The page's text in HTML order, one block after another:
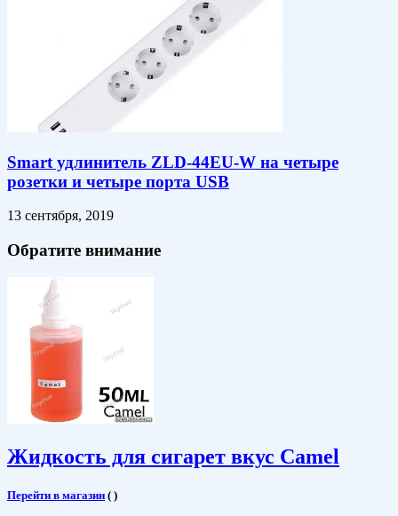
Smart удлинитель ZLD-44EU-W на четыре
розетки и четыре порта USB
13 сентября, 2019
Обратите внимание
Жидкость для сигарет вкус Camel
Перейти в магазин ( )